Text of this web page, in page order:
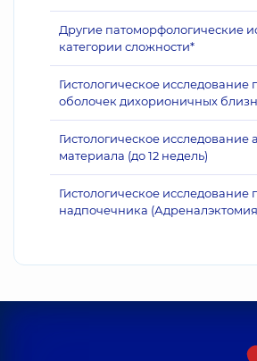
Другие патоморфологические
категории сложности*
Гистологическое исследование
оболочек дихорионичных
Гистологическое исследование
материала (до 12 недель)
Гистологическое исследование
надпочечника